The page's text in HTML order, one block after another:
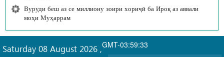
Вуруди беш аз се миллиону зоири хориҷӣ ба Ироқ аз аввали
моҳи Муҳаррам
GMT-03:59:33
Saturday 08 August 2026 ,